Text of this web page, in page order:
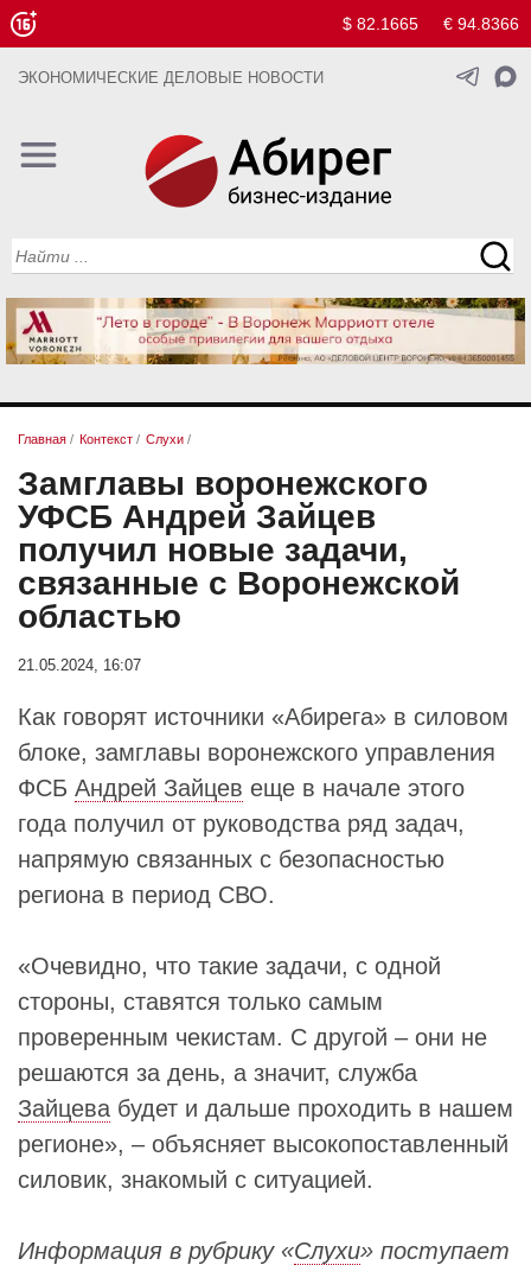
$ 82.1665 € 94.8366
ЭКОНОМИЧЕСКИЕ ДЕЛОВЫЕ НОВОСТИ
Главная / Контекст / Слухи /
Замглавы воронежского
УФСБ Андрей Зайцев
получил новые задачи,
связанные с Воронежской
областью
21.05.2024, 16:07
Как говорят источники «Абирега» в силовом
блоке, замглавы воронежского управления
ФСБ Андрей Зайцев еще в начале этого
года получил от руководства ряд задач,
напрямую связанных с безопасностью
региона в период СВО.
«Очевидно, что такие задачи, с одной
стороны, ставятся только самым
проверенным чекистам. С другой – они не
решаются за день, а значит, служба
Зайцева будет и дальше проходить в нашем
регионе», – объясняет высокопоставленный
силовик, знакомый с ситуацией.
Информация в рубрику «Слухи» поступает